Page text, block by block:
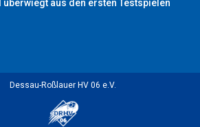
überwiegt aus den ersten Testspielen
Dessau-Roßlauer HV 06 e.V.